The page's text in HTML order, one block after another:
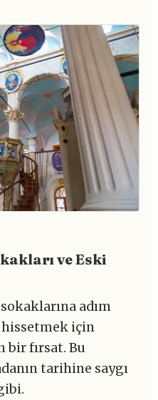
ve Eski
adım
hissetmek için
bir fırsat. Bu
tarihine saygı